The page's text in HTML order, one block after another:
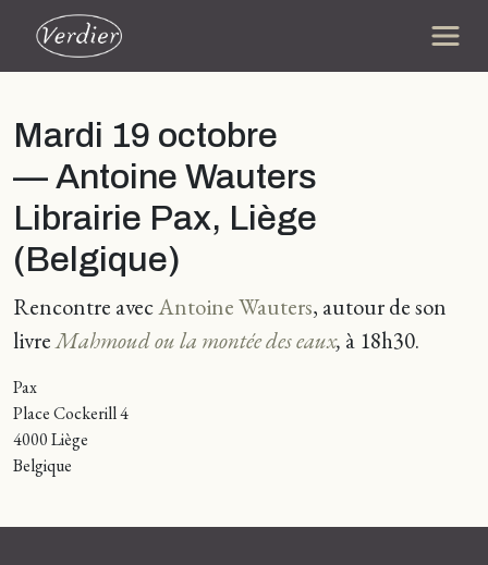
Mardi 19 octobre
— Antoine Wauters
Librairie Pax, Liège
(Belgique)
Rencontre avecAntoine Wauters, autour de son
livreMahmoud ou la montée des eaux, à 18h30.
Pax
Place Cockerill 4
4000 Liège
Belgique